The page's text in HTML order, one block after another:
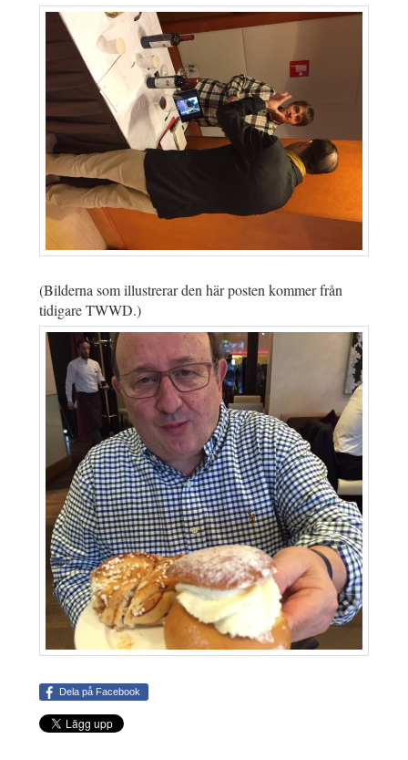
(Bilderna som illustrerar den här posten kommer från
tidigare TWWD.)
Dela på Facebook